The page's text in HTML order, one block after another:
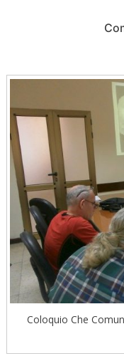
Coloquio Che